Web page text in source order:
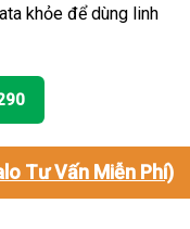
khỏe để dùng linh
Tư Vấn Miễn Phí)